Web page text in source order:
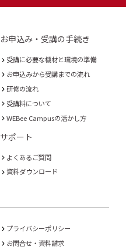
お申込み・受講の手続き
受講に必要な機材と環境の準備
お申込みから受講までの流れ
研修の流れ
受講料について
WEBee Campusの活かし方
サポート
よくあるご質問
資料ダウンロード
プライバシーポリシー
お問合せ・資料請求